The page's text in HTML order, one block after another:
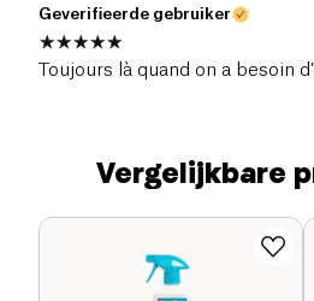
Geverifieerde gebruiker
Toujours là quand on a besoin
Vergelijkbare